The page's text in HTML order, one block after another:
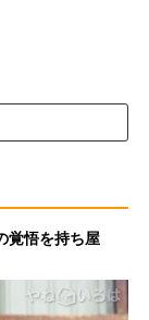
覚悟を持ち屋